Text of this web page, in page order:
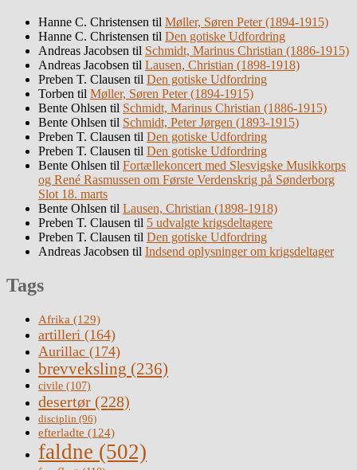
Hanne C. Christensen til Møller, Søren Peter (1894-1915)
Hanne C. Christensen til Den gotiske Udfordring
Andreas Jacobsen til Schmidt, Marinus Christian (1886-1915)
Andreas Jacobsen til Lausen, Christian (1898-1918)
Preben T. Clausen til Den gotiske Udfordring
Torben til Møller, Søren Peter (1894-1915)
Bente Ohlsen til Schmidt, Marinus Christian (1886-1915)
Bente Ohlsen til Schmidt, Peter Jørgen (1893-1915)
Preben T. Clausen til Den gotiske Udfordring
Preben T. Clausen til Den gotiske Udfordring
Bente Ohlsen til Fortællekoncert med Slesvigske Musikkorps
og René Rasmussen om Første Verdenskrig på Sønderborg
Slot 18. marts
Bente Ohlsen til Lausen, Christian (1898-1918)
Preben T. Clausen til 5 udvalgte krigsdeltagere
Preben T. Clausen til Den gotiske Udfordring
Andreas Jacobsen til Indsend oplysninger om krigsdeltager
Tags
Afrika (129)
artilleri (164)
Aurillac (174)
brevveksling (236)
civile (107)
desertør (228)
disciplin (96)
efterladte (124)
faldne (502)